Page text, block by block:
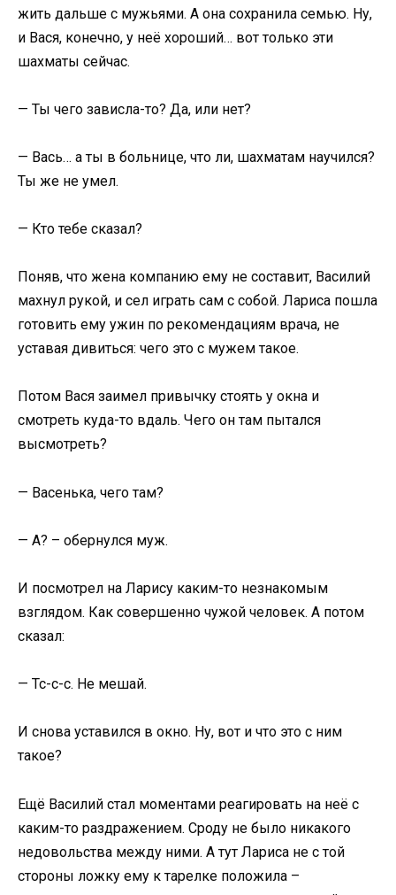
жить дальше с мужьями. А она сохранила семью. Ну,
и Вася, конечно, у неё хороший… вот только эти
шахматы сейчас.
— Ты чего зависла-то? Да, или нет?
— Вась… а ты в больнице, что ли, шахматам научился?
Ты же не умел.
— Кто тебе сказал?
Поняв, что жена компанию ему не составит, Василий
махнул рукой, и сел играть сам с собой. Лариса пошла
готовить ему ужин по рекомендациям врача, не
уставая дивиться: чего это с мужем такое.
Потом Вася заимел привычку стоять у окна и
смотреть куда-то вдаль. Чего он там пытался
высмотреть?
— Васенька, чего там?
— А? – обернулся муж.
И посмотрел на Ларису каким-то незнакомым
взглядом. Как совершенно чужой человек. А потом
сказал:
— Тс-с-с. Не мешай.
И снова уставился в окно. Ну, вот и что это с ним
такое?
Ещё Василий стал моментами реагировать на неё с
каким-то раздражением. Сроду не было никакого
недовольства между ними. А тут Лариса не с той
стороны ложку ему к тарелке положила –